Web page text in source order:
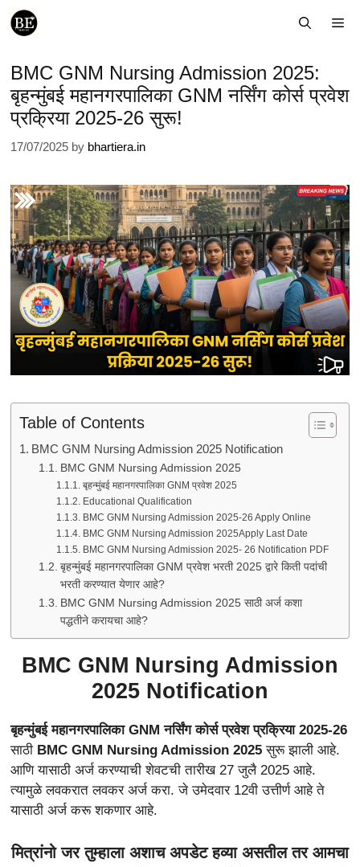
Skip
BMC GNM Nursing Admission 2025:
बृहन्मुंबई महानगरपालिका GNM नर्सिंग कोर्स प्रवेश
प्रक्रिया 2025-26 सुरू!
17/07/2025 by bhartiera.in
Table of Contents
BMC GNM Nursing Admission 2025 Notification
BMC GNM Nursing Admission 2025
बृहन्मुंबई महानगरपालिका GNM प्रवेश 2025
Educational Qualification
BMC GNM Nursing Admission 2025-26 Apply Online
BMC GNM Nursing Admission 2025Apply Last Date
BMC GNM Nursing Admission 2025- 26 Notification PDF
बृहन्मुंबई महानगरपालिका GNM प्रवेश भरती 2025 द्वारे किती पदांची
भरती करण्यात येणार आहे?
BMC GNM Nursing Admission 2025 साठी अर्ज कशा
पद्धतीने करायचा आहे?
BMC GNM Nursing Admission
2025 Notification
बृहन्मुंबई महानगरपालिका GNM नर्सिंग कोर्स प्रवेश प्रक्रिया 2025-26
साठी BMC GNM Nursing Admission 2025 सुरू झाली आहे.
आणि यासाठी अर्ज करण्याची शेवटची तारीख 27 जुलै 2025 आहे.
त्यामुळे लवकरात लवकर अर्ज करा. जे उमेदवार 12वी उत्तीर्ण आहे ते
यासाठी अर्ज करू शकणार आहे.
मित्रांनो जर तुम्हाला अशाच अपडेट हव्या असतील तर आमचा